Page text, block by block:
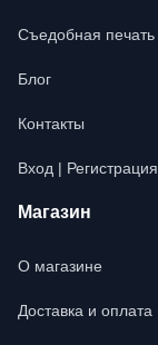
Съедобная печать
Блог
Контакты
Вход | Регистрация
Магазин
О магазине
Доставка и оплата